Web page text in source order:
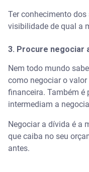
Ter conhecimento
visibilidade de qual a
3. Procure negociar
Nem todo mundo
como negociar o
financeira. Também
intermediam a
Negociar a dívida é a
que caiba no seu
antes.